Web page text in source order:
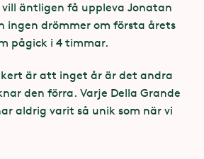
äntligen få uppleva Jonatan
ingen drömmer om första årets
pågick i 4 timmar.
är att inget år är det andra
den förra. Varje Della Grande
aldrig varit så unik som när vi
är en kontantfri arena.
av biljetter
på Lisebergsteatern
för avhämtning av
föreställning. De dagar
öppet öppnar Gästservice vid
att låna.
kontakta Liseberg 031-